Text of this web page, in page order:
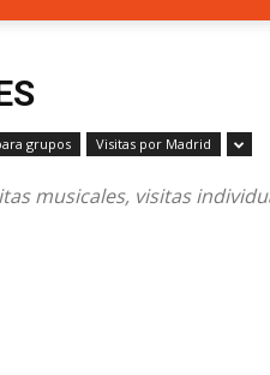
grupos Visitas por Madrid
musicales, visitas